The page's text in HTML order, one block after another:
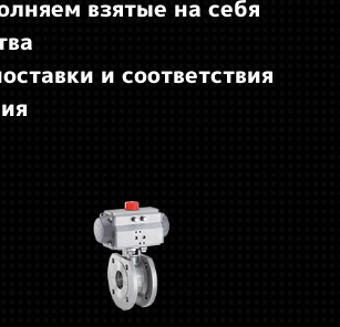
взятые на себя
и соответствия